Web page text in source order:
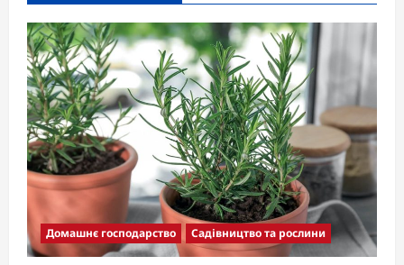
Домашнє господарство Садівництво та рослини